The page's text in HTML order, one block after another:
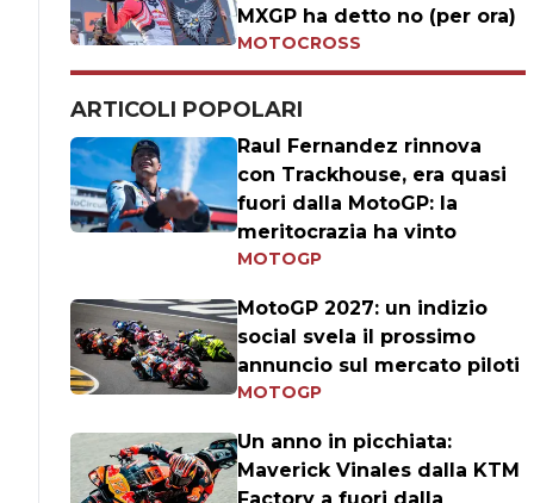
MXGP ha detto no (per ora)
MOTOCROSS
ARTICOLI POPOLARI
Raul Fernandez rinnova
con Trackhouse, era quasi
fuori dalla MotoGP: la
meritocrazia ha vinto
MOTOGP
MotoGP 2027: un indizio
social svela il prossimo
annuncio sul mercato piloti
MOTOGP
Un anno in picchiata:
Maverick Vinales dalla KTM